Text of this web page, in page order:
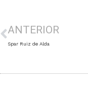
ANTERIOR
Spar Ruiz de Alda